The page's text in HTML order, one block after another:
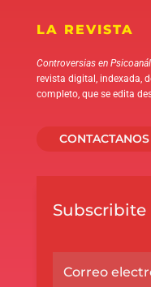
LA REVISTA
Controversias en
revista digital, indexada,
completo, que se edita
CONTACTANOS
Subscribite